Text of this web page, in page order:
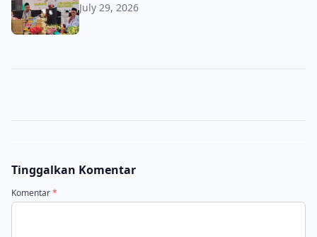
July 29, 2026
Tinggalkan Komentar
Komentar*